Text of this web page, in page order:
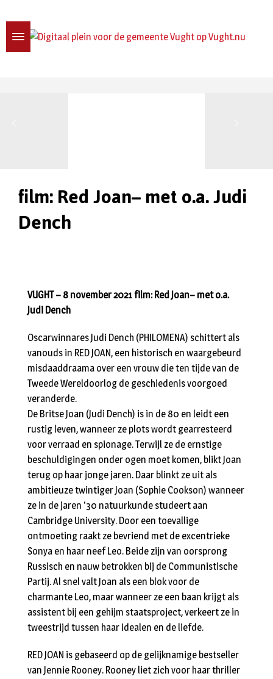
film: Red Joan– met o.a. Judi
Dench
VUGHT – 8 november 2021film: Red Joan– met o.a.
Judi Dench
Oscarwinnares Judi Dench (PHILOMENA) schittert als
vanouds in RED JOAN, een historisch en waargebeurd
misdaaddraama over een vrouw die ten tijde van de
Tweede Wereldoorlog de geschiedenis voorgoed
veranderde.
De Britse Joan (Judi Dench) is in de 80 en leidt een
rustig leven, wanneer ze plots wordt gearresteerd
voor verraad en spionage. Terwijl ze de ernstige
beschuldigingen onder ogen moet komen, blikt Joan
terug op haar jonge jaren. Daar blinkt ze uit als
ambitieuze twintiger Joan (Sophie Cookson) wanneer
ze in de jaren ‘30 natuurkunde studeert aan
Cambridge University. Door een toevallige
ontmoeting raakt ze bevriend met de excentrieke
Sonya en haar neef Leo. Beide zijn van oorsprong
Russisch en nauw betrokken bij de Communistische
Partij. Al snel valt Joan als een blok voor de
charmante Leo, maar wanneer ze een baan krijgt als
assistent bij een gehijm staatsproject, verkeert ze in
tweestrijd tussen haar idealen en de liefde.
RED JOAN is gebaseerd op de gelijknamige bestseller
van Jennie Rooney. Rooney liet zich voor haar thriller